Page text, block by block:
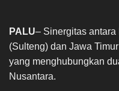
PALU– Sinergitas
(Sulteng) dan Jawa
yang menghubungkan
Nusantara.